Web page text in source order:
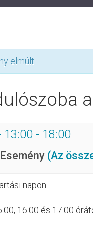
elmúlt.
13:00 - 18:00
(Az
napon
16.00 és 17.00